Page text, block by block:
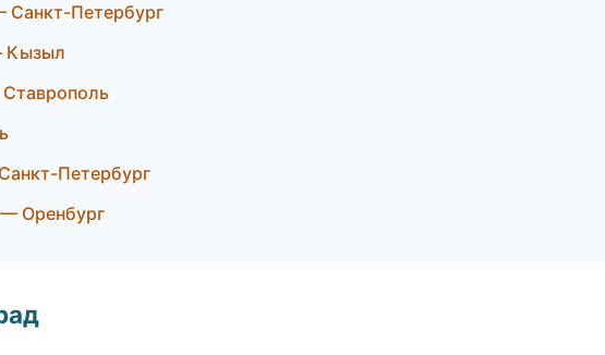
Петербург
Кызыл
Петербург
Оренбург